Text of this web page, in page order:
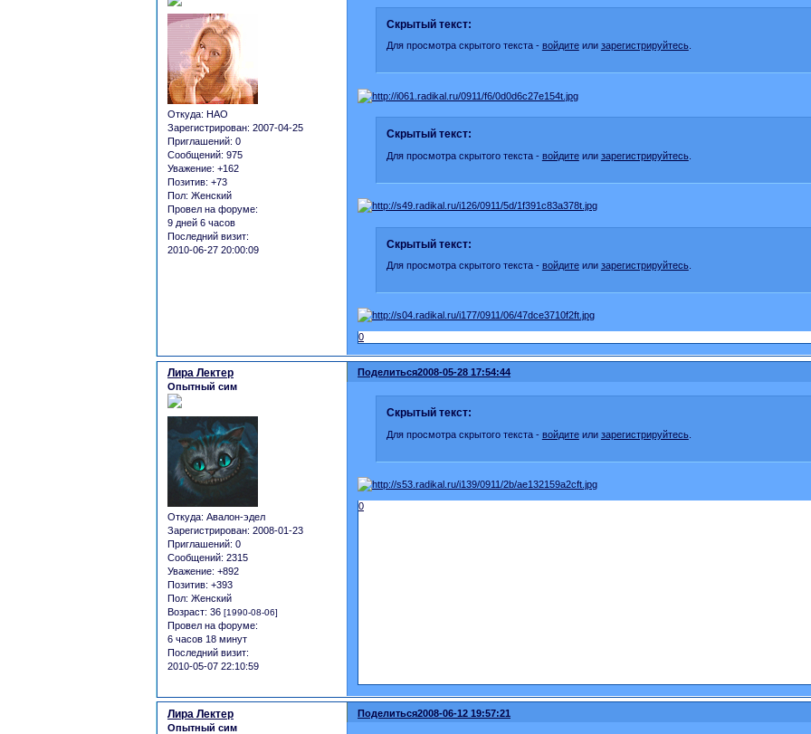
Откуда: НАО
Зарегистрирован: 2007-04-25
Приглашений: 0
Сообщений: 975
Уважение: +162
Позитив: +73
Пол: Женский
Провел на форуме:
9 дней 6 часов
Последний визит:
2010-06-27 20:00:09
Скрытый текст:
Для просмотра скрытого текста - войдитеили зарегистрируйтесь.
Скрытый текст:
Для просмотра скрытого текста - войдитеили зарегистрируйтесь.
Скрытый текст:
Для просмотра скрытого текста - войдитеили зарегистрируйтесь.
0
Поделиться2008-05-28 17:54:44
Лира Лектер
Опытный сим
Откуда: Авалон-эдел
Зарегистрирован: 2008-01-23
Приглашений: 0
Сообщений: 2315
Уважение: +892
Позитив: +393
Пол: Женский
Возраст: 36 [1990-08-06]
Провел на форуме:
6 часов 18 минут
Последний визит:
2010-05-07 22:10:59
Скрытый текст:
Для просмотра скрытого текста - войдитеили зарегистрируйтесь.
0
Поделиться2008-06-12 19:57:21
Лира Лектер
Опытный сим